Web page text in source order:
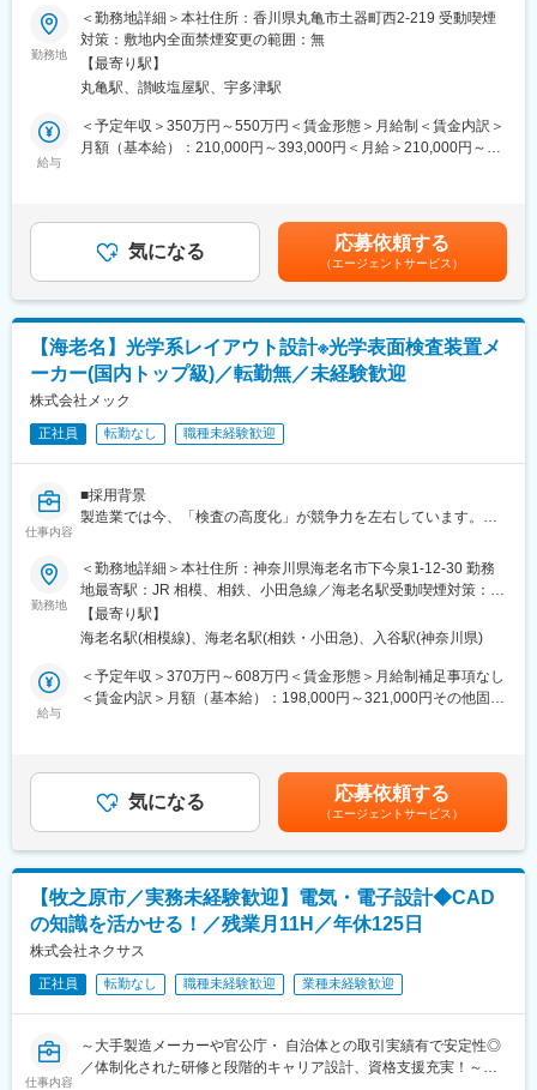
とシミュレーション技術を導入。
変更の範囲：会社の定める業務
■業務概要
電子制御部品製造ラインの特性検査装置に組み込まれる計測基板
設計を担当いただきます。腰を据えて働きながら、全国規模の案
件にも関われるやりがいある仕事です。
【具体例】
・計測基板設計
■扱うサービス
発電機用配電盤や電子機器等の設計・製造も手掛け、多様なニー
従業員数33名（うち女性10名）、パート11名が在籍。明るく空調
の整った職場で、幅広い年齢層や多様なスタッフが協力し合い活
躍しています。
■業務の魅力
先輩社員の丁寧なOJTにより、未経験からでも着実に技術を習得
み出せます。業務拡大中につき、積極的に新しい仲間を募集して
います。
■教育体制
現場では先輩社員がOJTでしっかりサポートし、困ったときには
すぐに相談できる体制を用意しています。
冷暖房完備・昼食補助・無料駐車場を完備し、育児や介護休暇の
取得実績もあり、長く働きやすい環境です。
技術職として長期的な成長が望めます。
■企業の特徴/魅力
設立以来、業績は拡大を続けており、社員一同「キラッと光る会
社」を目標に日々チャレンジしています。
変更の範囲：会社の定める業務
勤務地
＜勤務地詳細＞本社住所：香川県丸亀市土器町西2-219 受動喫煙
対策：敷地内全面禁煙変更の範囲：無
【最寄り駅】
丸亀駅、讃岐塩屋駅、宇多津駅
給与
＜予定年収＞350万円～550万円＜賃金形態＞月給制＜賃金内訳＞
月額（基本給）：210,000円～393,000円＜月給＞210,000円～
気になる 応募依頼する
（エージェントサービス）
【海老名】光学系レイアウト設計※光学表面検査装置メ
ーカー(国内トップ級)／転勤無／未経験歓迎
株式会社メック
正社員 転勤なし 職種未経験歓迎
仕事内容
■採用背景
製造業では今、「検査の高度化」が競争力を左右しています。電
を見逃すリスクが増大し、検査工程の自動化・高精度化ニーズが
急拡大。実際に多くの現場で「検査精度向上」と「ライン停止削
減」は緊急課題となっています。株式会社メックは、この課題に
対し光学・画像処理・制御を融合した装置で応え、顧客の歩留ま
り改善という“数値成果”を生み出しています。こうした弊社の高い
技術を求めお引き合いが続いている兼ね合いから開発体制の強化
のため、増員募集として採用活動を行っています。
■業務詳細：
テストサンプルによる光学系レイアウト検討・実験・報告書作成
わば社内のプロジェクトリーダーのような立ち位置です。
※レイアウト設計とは：お客様からご提供いただく製品サンプル上
の欠陥を検出するために、どのようにカメラ、レンズ、照明など
を配置するかを検討する仕事になります。当社の製品作りの最初
■キャリアパス：
を満足する装置全体を設計するシステム設計へ進んでいくコース
とご本人のスキル・適性に合わせたキャリアパスがあります。
勤務地
＜勤務地詳細＞本社住所：神奈川県海老名市下今泉1-12-30 勤務
地最寄駅：JR 相模、相鉄、小田急線／海老名駅受動喫煙対策：屋
内全面禁煙変更の範囲：会社の定める事業所
【最寄り駅】
海老名駅(相模線)、海老名駅(相鉄・小田急)、入谷駅(神奈川県)
給与
＜予定年収＞370万円～608万円＜賃金形態＞月給制補足事項なし
＜賃金内訳＞月額（基本給）：198,000円～321,000円その他固定
給有無＞有＜残業手当＞有＜給与補足＞※経験・能力等を考慮の
上、決定します。■賞与：年2回■昇給有賃金はあくまでも目安の
金額であり、選考を通じて上下する可能性があります。月給(月額)
は固定手当を含めた表記です。
気になる 応募依頼する
（エージェントサービス）
【牧之原市／実務未経験歓迎】電気・電子設計◆CAD
の知識を活かせる！／残業月11H／年休125日
株式会社ネクサス
正社員 転勤なし 職種未経験歓迎 業種未経験歓迎
仕事内容
～大手製造メーカーや官公庁・ 自治体との取引実績有で安定性◎
／体制化された研修と段階的キャリア設計、資格支援充実！～